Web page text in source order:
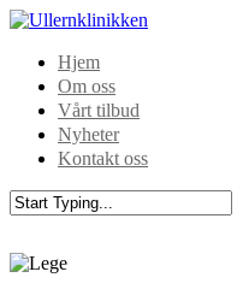
Hjem
Om oss
Vårt tilbud
Nyheter
Kontakt oss